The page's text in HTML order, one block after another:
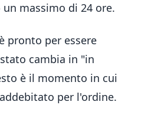
massimo di 24 ore.
pronto per essere
cambia in "in
è il momento in cui
per l'ordine.